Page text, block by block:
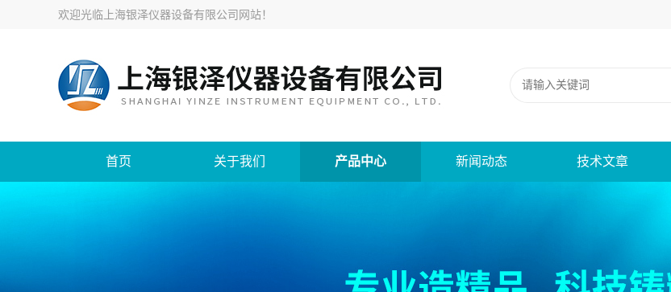
欢迎光临 上海银泽仪器设备有限公司网站！
首页 关于我们 产品中心 新闻动态 技术文章